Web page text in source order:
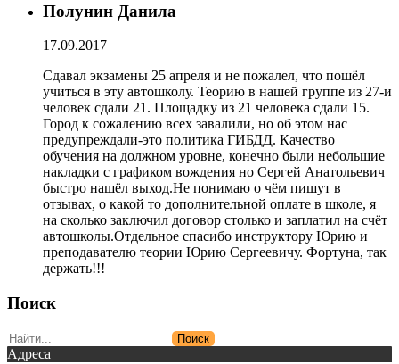
Полунин Данила
17.09.2017
Сдавал экзамены 25 апреля и не пожалел, что пошёл
учиться в эту автошколу. Теорию в нашей группе из 27-и
человек сдали 21. Площадку из 21 человека сдали 15.
Город к сожалению всех завалили, но об этом нас
предупреждали-это политика ГИБДД. Качество
обучения на должном уровне, конечно были небольшие
накладки с графиком вождения но Сергей Анатольевич
быстро нашёл выход.Не понимаю о чём пишут в
отзывах, о какой то дополнительной оплате в школе, я
на сколько заключил договор столько и заплатил на счёт
автошколы.Отдельное спасибо инструктору Юрию и
преподавателю теории Юрию Сергеевичу. Фортуна, так
держать!!!
Поиск
Адреса